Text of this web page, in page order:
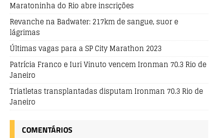
Maratoninha do Rio abre inscrições
Revanche na Badwater: 217km de sangue, suor e
lágrimas
Últimas vagas para a SP City Marathon 2023
Patrícia Franco e Iuri Vinuto vencem Ironman 70.3 Rio de
Janeiro
Triatletas transplantadas disputam Ironman 70.3 Rio de
Janeiro
COMENTÁRIOS